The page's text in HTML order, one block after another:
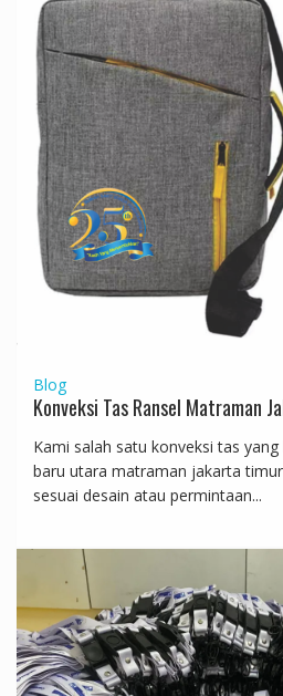
Blog
Konveksi Tas Ransel Matraman
Kami salah satu konveksi tas
baru utara matraman jakarta
sesuai desain atau permintaan...